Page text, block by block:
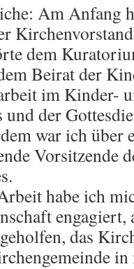
Am Anfang
dem
Beirat der
im Kinder-
und der
war ich über
Vorsitzende
habe ich
engagiert,
das